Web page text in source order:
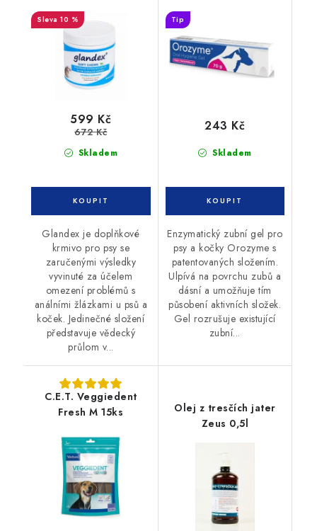
10 %
Skladem
599 Kč
672 Kč
Glandex je doplňkové
krmivo pro psy se
zaručenými výsledky
vyvinuté za účelem
omezení problémů s
análními žlázkami u psů a
koček. Jedinečné složení
představuje vědecký
průlom v...
Tip
Skladem
243 Kč
Enzymatický zubní gel pro
psy a kočky Orozyme s
patentovaných složením.
Ulpívá na povrchu zubů a
dásní a umožňuje tím
působení aktivních složek.
Gel rozrušuje existující
zubní...
C.E.T. Veggiedent
Fresh M 15ks
Olej z tresčích jater
Zeus 0,5l